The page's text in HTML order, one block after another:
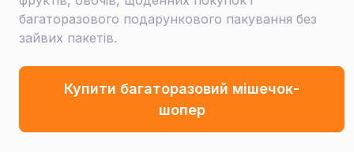
багаторазового подарункового пакування без
зайвих пакетів.
Купити багаторазовий мішечок-
шопер